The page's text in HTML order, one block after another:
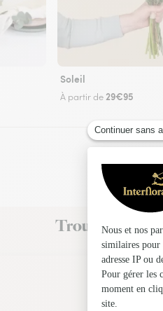
Soleil
À partir de 29€95
Trouvez un